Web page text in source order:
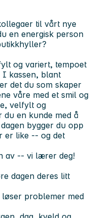
til vårt nye
en energisk person
og variert, tempoet
I kassen, blant
det du som skaper
våre med et smil og
velfylt og
du en kunde med å
bygger du opp
er like -- og det
av -- vi lærer deg!
dagen deres litt
problemer med